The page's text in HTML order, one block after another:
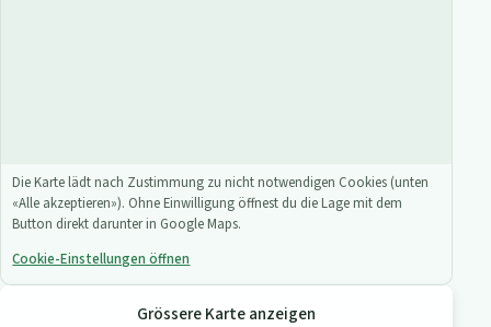
Die Karte lädt nach Zustimmung zu nicht notwendigen Cookies (unten
«Alle akzeptieren»). Ohne Einwilligung öffnest du die Lage mit dem
Button direkt darunter in Google Maps.
Cookie-Einstellungen öffnen
Grössere Karte anzeigen